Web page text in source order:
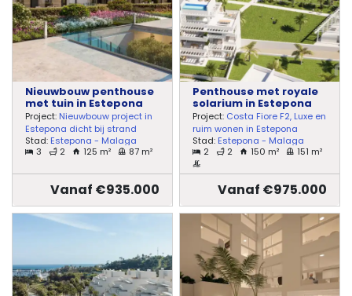
Nieuwbouw penthouse
met tuin in Estepona
Project: Nieuwbouw project in
Estepona dicht bij strand
Stad: Estepona - Malaga
3
2 125 m² 87 m²
Vanaf €935.000
Penthouse met royale
solarium in Estepona
Project: Costa Fiore F2, Luxe en
ruim wonen in Estepona
Stad: Estepona - Malaga
2
2 150 m² 151 m²
Vanaf €975.000